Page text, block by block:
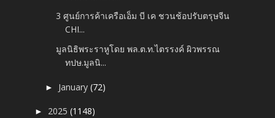
3 ศูนย์การค้าเครือเอ็ม บี เค ชวนช้อปรับตรุษจีน
CHI...
มูลนิธิพระราหูโดย พล.ต.ท.ไตรรงค์ ผิวพรรณ
ทปษ.มูลนิ...
► January(72)
► 2025(1148)